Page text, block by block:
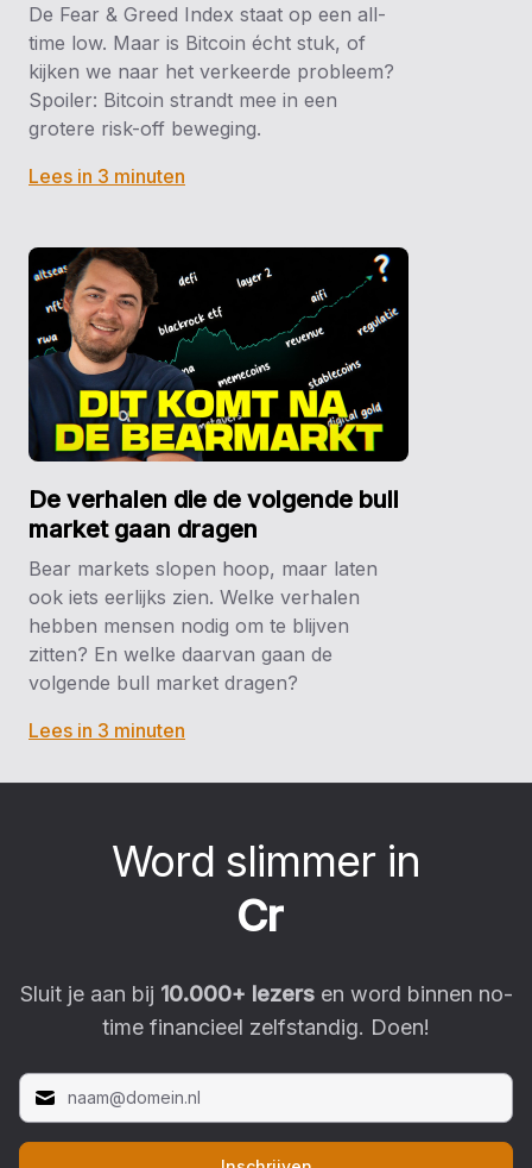
De Fear & Greed Index staat op een all-
time low. Maar is Bitcoin écht stuk, of
kijken we naar het verkeerde probleem?
Spoiler: Bitcoin strandt mee in een
grotere risk-off beweging.
Lees in 3 minuten
De verhalen die de volgende bull
market gaan dragen
Bear markets slopen hoop, maar laten
ook iets eerlijks zien. Welke verhalen
hebben mensen nodig om te blijven
zitten? En welke daarvan gaan de
volgende bull market dragen?
Lees in 3 minuten
Word slimmer in
yp
Sluit je aan bij 10.000+ lezersen word binnen no-
time financieel zelfstandig. Doen!